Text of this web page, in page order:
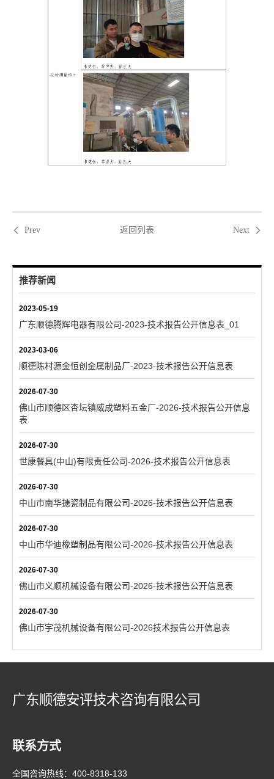
Prev 返回列表 Next
推荐新闻
2023-05-19
广东顺德腾辉电器有限公司-2023-技术报告公开信息表_01
2023-03-06
顺德陈村源金恒创金属制品厂-2023-技术报告公开信息表
2026-07-30
佛山市顺德区杏坛镇威成塑料五金厂-2026-技术报告公开信息
表
2026-07-30
世康餐具(中山)有限责任公司-2026-技术报告公开信息表
2026-07-30
中山市南华搪瓷制品有限公司-2026-技术报告公开信息表
2026-07-30
中山市华迪橡塑制品有限公司-2026-技术报告公开信息表
2026-07-30
佛山市义顺机械设备有限公司-2026-技术报告公开信息表
2026-07-30
佛山市宇茂机械设备有限公司-2026技术报告公开信息表
广东顺德安评技术咨询有限公司
联系方式
全国咨询热线： 400-8318-133